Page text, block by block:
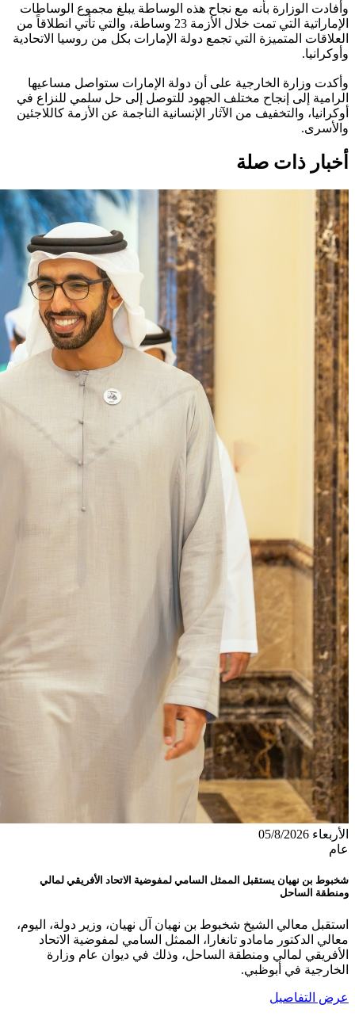
وأفادت الوزارة بأنه مع نجاح هذه الوساطة يبلغ مجموع الوساطات
الإماراتية التي تمت خلال الأزمة 23 وساطة، والتي تأتي انطلاقاً من
العلاقات المتميزة التي تجمع دولة الإمارات بكل من روسيا الاتحادية
وأوكرانيا.
وأكدت وزارة الخارجية على أن دولة الإمارات ستواصل مساعيها
الرامية إلى إنجاح مختلف الجهود للتوصل إلى حل سلمي للنزاع في
أوكرانيا، والتخفيف من الآثار الإنسانية الناجمة عن الأزمة كاللاجئين
والأسرى.
أخبار ذات صلة
الأربعاء 05/8/2026
عام
شخبوط بن نهيان يستقبل الممثل السامي لمفوضية الاتحاد الأفريقي لمالي
ومنطقة الساحل
استقبل معالي الشيخ شخبوط بن نهيان آل نهيان، وزير دولة، اليوم،
معالي الدكتور مامادو تانغارا، الممثل السامي لمفوضية الاتحاد
الأفريقي لمالي ومنطقة الساحل، وذلك في ديوان عام وزارة
الخارجية في أبوظبي.
عرض التفاصيل